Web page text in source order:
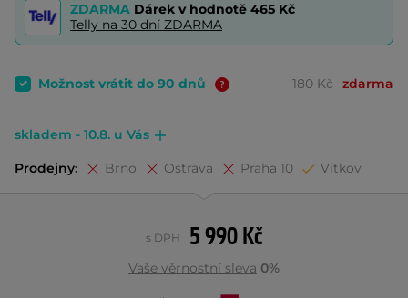
ZDARMA Dárek v hodnotě 465 Kč
Telly na 30 dní ZDARMA
Možnost vrátit do 90 dnů 180 Kč zdarma
skladem - 10.8. u Vás
Prodejny: Brno Ostrava Praha 10 Vítkov
5 990 Kč
s DPH
Vaše věrnostní sleva 0%